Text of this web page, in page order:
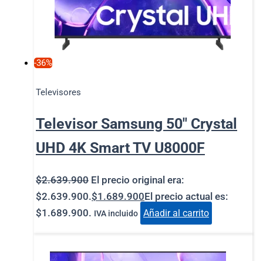
-36%
Televisores
Televisor Samsung 50″ Crystal
UHD 4K Smart TV U8000F
$2.639.900 El precio original era:
$2.639.900.$1.689.900El precio actual es:
$1.689.900. IVA incluido Añadir al carrito